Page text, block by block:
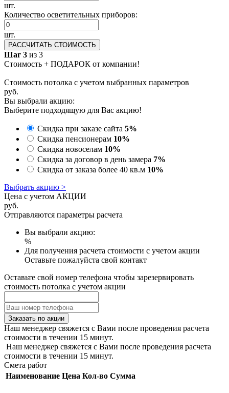
шт.
Количество осветительных приборов:
шт.
РАССЧИТАТЬ СТОИМОСТЬ
Шаг 3 из 3
Стоимость + ПОДАРОК от компании!
Стоимость потолка с учетом выбранных параметров
руб.
Вы выбрали акцию:
Выберите подходящую для Вас акцию!
Скидка при заказе сайта 5%
Скидка пенсионерам 10%
Скидка новоселам 10%
Скидка за договор в день замера 7%
Скидка от заказа более 40 кв.м 10%
Выбрать акцию >
Цена с учетом АКЦИИ
руб.
Отправляются параметры расчета
Вы выбрали акцию:
%
Для получения расчета стоимости с учетом акции
Оставьте пожалуйста свой контакт
Оставьте свой номер телефона чтобы зарезервировать
стоимость потолка с учетом акции
Заказать по акции
Наш менеджер свяжется с Вами после проведения расчета
стоимости в течении 15 минут.
Наш менеджер свяжется с Вами после проведения расчета
стоимости в течении 15 минут.
Смета работ
Наименование Цена Кол-во Сумма